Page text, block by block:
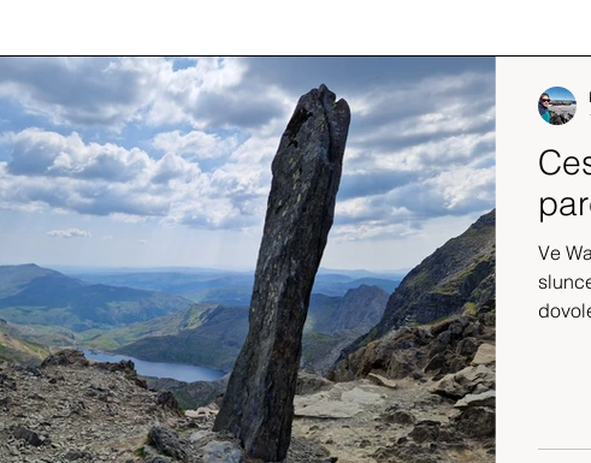
zivot v UK
expedice Skotské ostrovy
Srílanka cestuj s mámou
Island
Ve